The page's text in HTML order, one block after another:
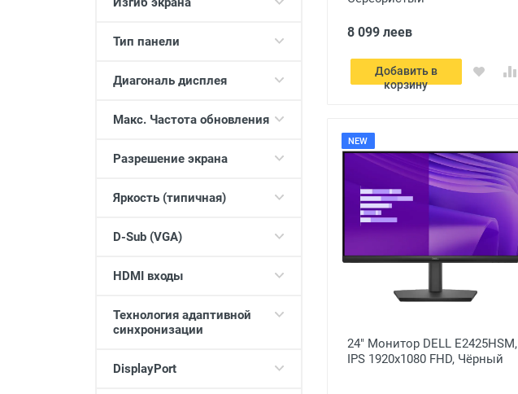
Тип панели
Диагональ дисплея
Макс. Частота обновления
Разрешение экрана
Яркость (типичная)
D-Sub (VGA)
HDMI входы
Технология адаптивной
синхронизации
DisplayPort
8 099 леев
Добавить в
корзину
NEW
24" Монитор DELL E2425HSM,
IPS 1920x1080 FHD, Чёрный